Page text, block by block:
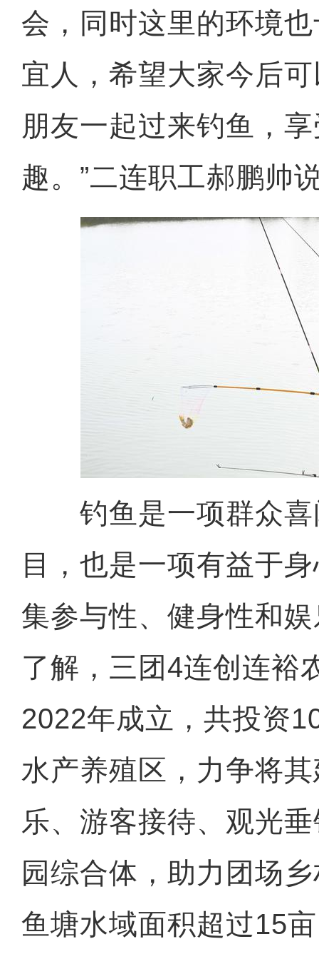
会，同时这里的环境
宜人，希望大家今后
朋友一起过来钓鱼，
趣。”二连职工郝鹏帅
钓鱼是一项群众喜
目，也是一项有益于
集参与性、健身性和
了解，三团4连创连裕
2022年成立，共投资
水产养殖区，力争将
乐、游客接待、观光
园综合体，助力团场
鱼塘水域面积超过15